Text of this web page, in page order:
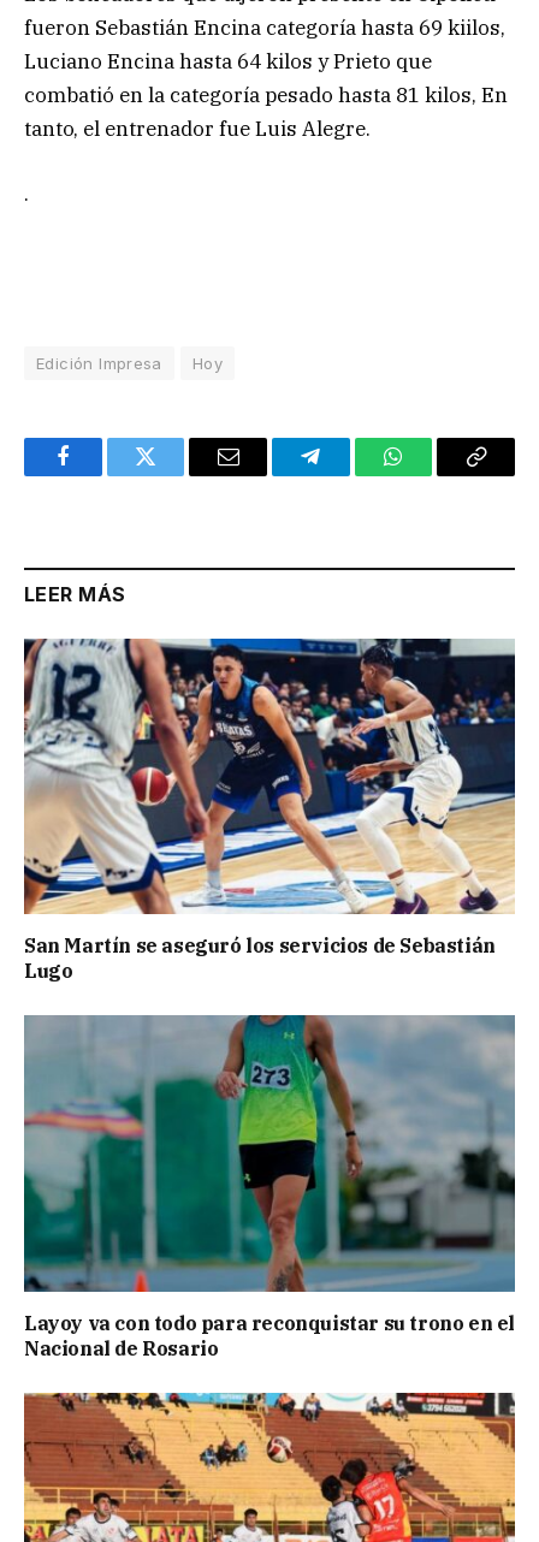
fueron Sebastián Encina categoría hasta 69 kiilos,
Luciano Encina hasta 64 kilos y Prieto que
combatió en la categoría pesado hasta 81 kilos, En
tanto, el entrenador fue Luis Alegre.
.
Edición Impresa Hoy
FacebookTwitter Email TelegramWhatsAppCopy
LEER MÁS
San Martín se aseguró los servicios de Sebastián
Lugo
Layoy va con todo para reconquistar su trono en el
Nacional de Rosario